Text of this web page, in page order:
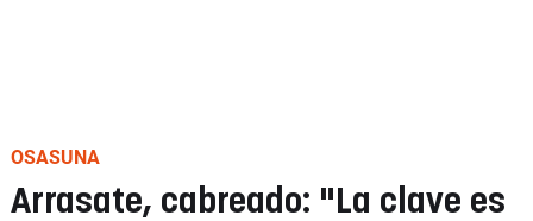
OSASUNA
Arrasate, cabreado: "La clave es